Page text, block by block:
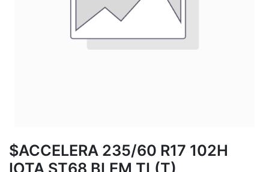
$ACCELERA 235/60 R17 102H
IOTA ST68 BLEM TL(T)